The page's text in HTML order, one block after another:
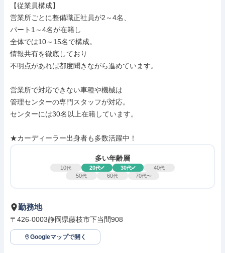
【従業員構成】
営業所ごとに整備職正社員が2～4名、
パート1～4名が在籍し
全体では10～15名で構成。
情報共有を徹底しており
不明点があれば都度聞きながら進めています。
営業所で対応できない車種や機械は
管理センターの専門スタッフが対応。
センターには30名以上在籍しています。
★カーディーラー出身者も多数活躍中！
多い年齢層
10代 20代 30代 40代
50代 60代 70代〜
勤務地
〒426-0003静岡県藤枝市下当間908
Googleマップで開く